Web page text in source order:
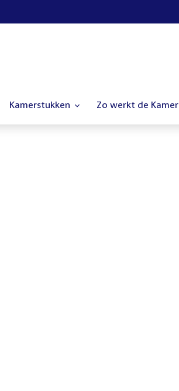
Kamerstukken Zo werkt de Kamer